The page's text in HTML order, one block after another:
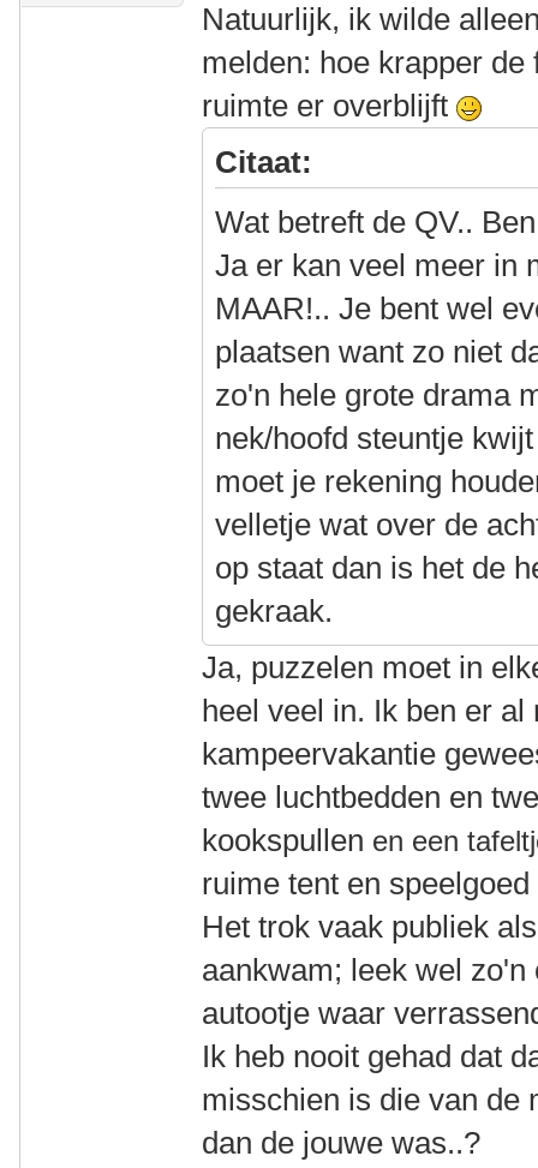
Natuurlijk, ik wilde
melden: hoe krapper
ruimte er overblijft
Citaat:
Wat betreft de QV..
Ja er kan veel meer in
MAAR!.. Je bent wel
plaatsen want zo niet
zo'n hele grote drama
nek/hoofd steuntje
moet je rekening
velletje wat over de
op staat dan is het de
gekraak.
Ja, puzzelen moet in
heel veel in. Ik ben er
kampeervakantie
twee luchtbedden en
kookspullen en een
ruime tent en
Het trok vaak publiek
aankwam; leek wel
autootje waar
Ik heb nooit gehad dat
misschien is die van de
dan de jouwe was..?